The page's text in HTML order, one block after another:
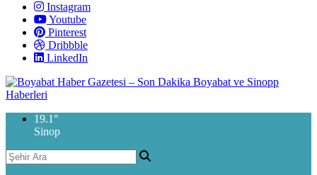
Instagram
Youtube
Pinterest
Dribbble
LinkedIn
19.1 °
Sinop